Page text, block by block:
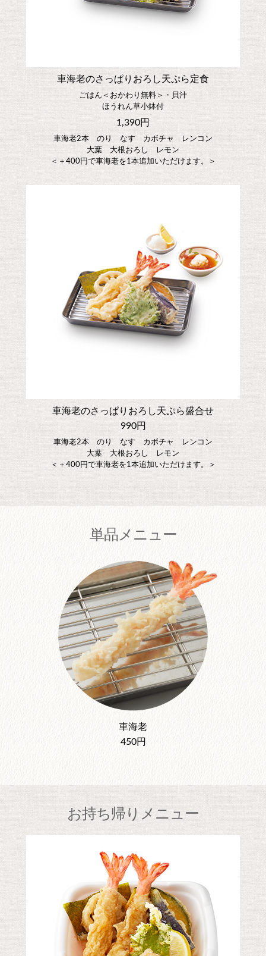
車海老のさっぱりおろし天ぷら定食
ごはん＜おかわり無料＞・貝汁
ほうれん草小鉢付
1,390円
車海老2本 のり なす カボチャ レンコン
大葉 大根おろし レモン
＜＋400円で車海老を1本追加いただけます。＞
車海老のさっぱりおろし天ぷら盛合せ
990円
車海老2本 のり なす カボチャ レンコン
大葉 大根おろし レモン
＜＋400円で車海老を1本追加いただけます。＞
単品メニュー
車海老
450円
お持ち帰りメニュー